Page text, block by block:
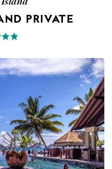
PRIVATE